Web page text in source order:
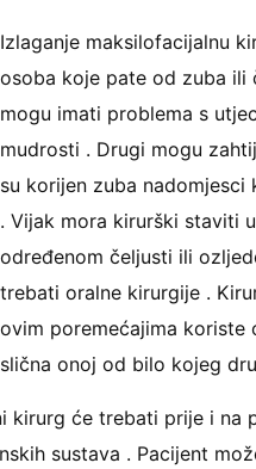
Izlaganje maksilofacijalnu
osoba koje pate od zuba ili
mogu imati problema s
mudrosti . Drugi mogu
su korijen zuba
. Vijak mora kirurški staviti
određenom čeljusti ili
trebati oralne kirurgije .
ovim poremećajima koriste
slična onoj od bilo kojeg
kirurg će trebati prije i na
sustava . Pacijent